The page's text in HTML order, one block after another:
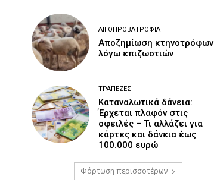
ΑΙΓΟΠΡΟΒΑΤΡΟΦΊΑ
Αποζημίωση κτηνοτρόφων
λόγω επιζωοτιών
ΤΡΆΠΕΖΕΣ
Καταναλωτικά δάνεια:
Έρχεται πλαφόν στις
οφειλές – Τι αλλάζει για
κάρτες και δάνεια έως
100.000 ευρώ
Φόρτωση περισσοτέρων